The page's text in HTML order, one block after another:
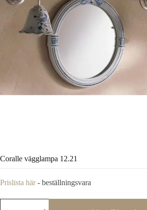
Coralle vägglampa 12.21
Prislista här- beställningsvara